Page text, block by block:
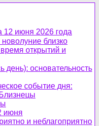
12 июня 2026 года
близко
открытий и
день): основательность
событие дня:
июня
и неблагоприятно